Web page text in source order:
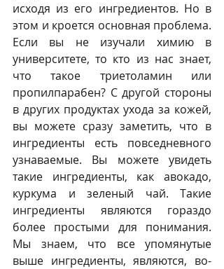
исходя из его ингредиентов. Но в
этом и кроется основная проблема.
Если вы не изучали химию в
университете, то кто из нас знает,
что такое триетоламин или
пропилпарабен? С другой стороны
в других продуктах ухода за кожей,
вы можете сразу заметить, что в
ингредиенты есть повседневного
узнаваемые. Вы можете увидеть
такие ингредиенты, как авокадо,
куркума и зеленый чай. Такие
ингредиенты являются гораздо
более простыми для понимания.
Мы знаем, что все упомянутые
выше ингредиенты, являются, во-